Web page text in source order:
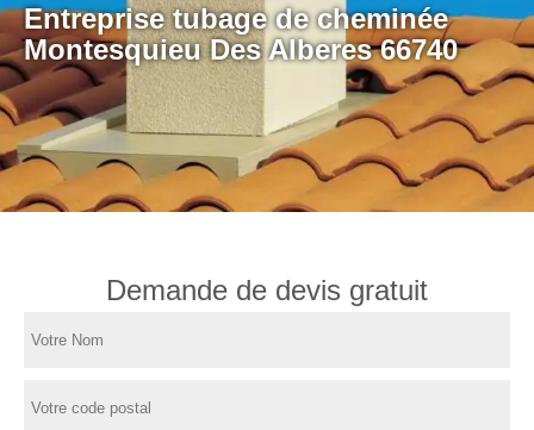
Entreprise tubage de cheminée
Montesquieu Des Alberes 66740
Demande de devis gratuit